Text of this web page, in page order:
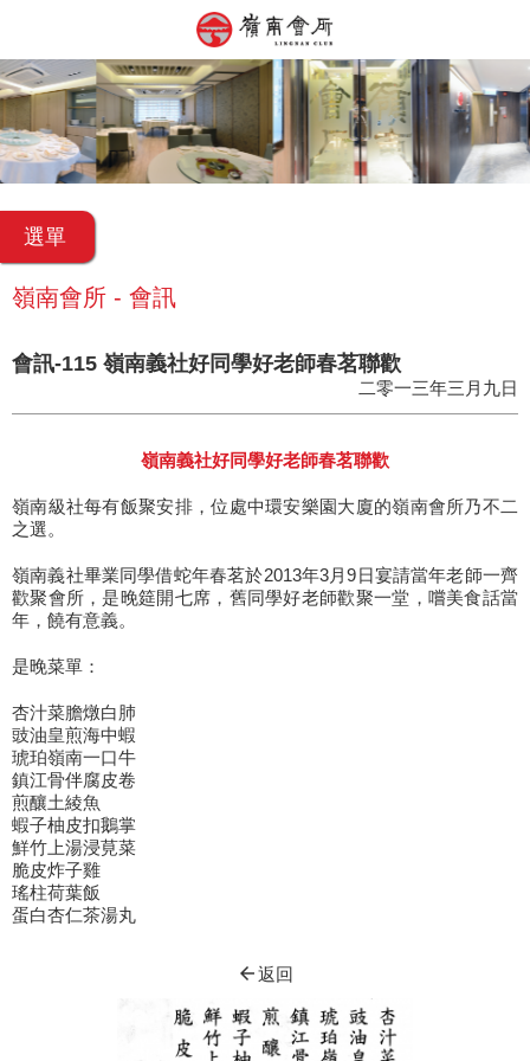
選單
嶺南會所 - 會訊
會訊-115 嶺南義社好同學好老師春茗聯歡
二零一三年三月九日
嶺南義社好同學好老師春茗聯歡
嶺南級社每有飯聚安排，位處中環安樂園大廈的嶺南會所乃不二
之選。
嶺南義社畢業同學借蛇年春茗於2013年3月9日宴請當年老師一齊
歡聚會所，是晚筵開七席，舊同學好老師歡聚一堂，嚐美食話當
年，饒有意義。
是晚菜單：
杏汁菜膽燉白肺
豉油皇煎海中蝦
琥珀嶺南一口牛
鎮江骨伴腐皮卷
煎釀土綾魚
蝦子柚皮扣鵝掌
鮮竹上湯浸莧菜
脆皮炸子雞
瑤柱荷葉飯
蛋白杏仁茶湯丸
arrow_back返回